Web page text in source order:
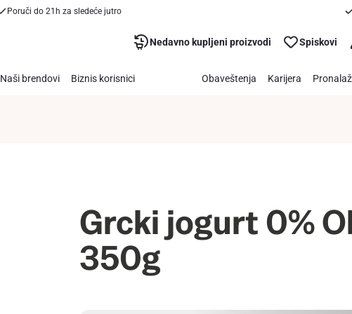
Poruči do 21h za sledeće jutro
Nedavno kupljeni proizvodi Spiskovi
Naši brendovi Biznis korisnici Obaveštenja Karijera
Grcki jogurt 0%
350g